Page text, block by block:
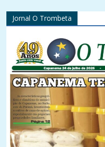
Jornal O Trombeta